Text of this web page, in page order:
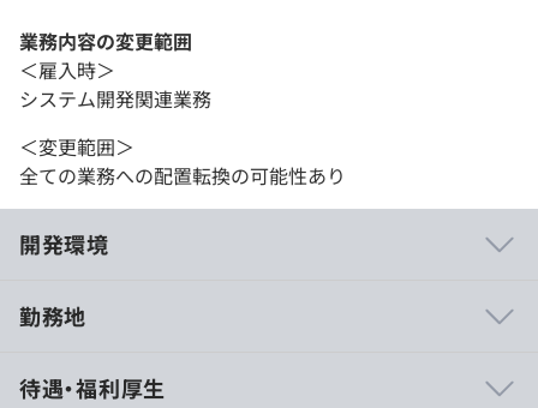
業務内容の変更範囲
＜雇入時＞
システム開発関連業務
＜変更範囲＞
全ての業務への配置転換の可能性あり
開発環境
CIJは、社員の能力発現や自己実現のために、積極的に挑
勤務地
待遇・福利厚生